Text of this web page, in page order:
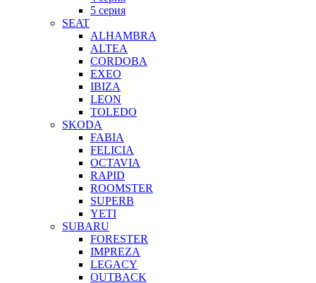
5 серия
SEAT
ALHAMBRA
ALTEA
CORDOBA
EXEO
IBIZA
LEON
TOLEDO
SKODA
FABIA
FELICIA
OCTAVIA
RAPID
ROOMSTER
SUPERB
YETI
SUBARU
FORESTER
IMPREZA
LEGACY
OUTBACK